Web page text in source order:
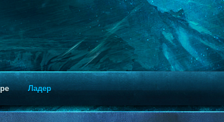
Ладер